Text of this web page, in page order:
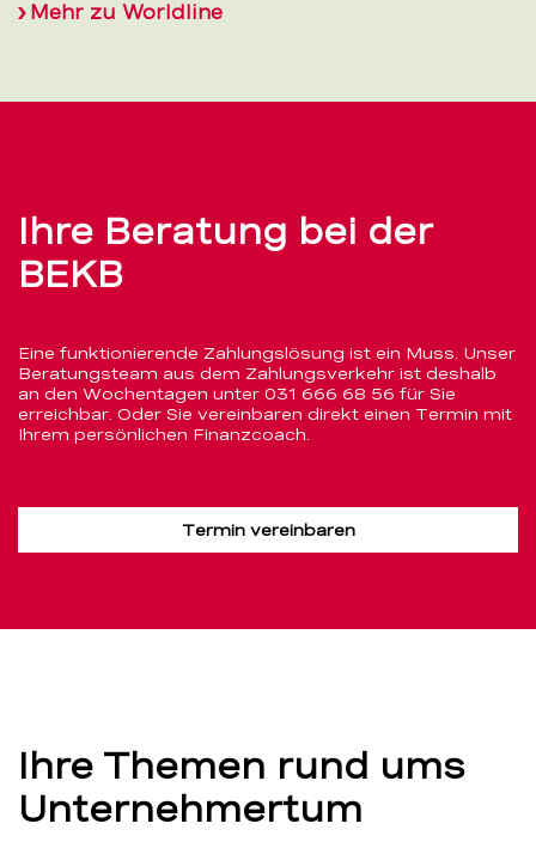
Mehr zu Worldline
Ihre Beratung bei der
BEKB
Eine funktionierende Zahlungslösung ist ein Muss. Unser
Beratungsteam aus dem Zahlungsverkehr ist deshalb
an den Wochentagen unter 031 666 68 56 für Sie
erreichbar. Oder Sie vereinbaren direkt einen Termin mit
Ihrem persönlichen Finanzcoach.
Termin vereinbaren
Ihre Themen rund ums
Unternehmertum